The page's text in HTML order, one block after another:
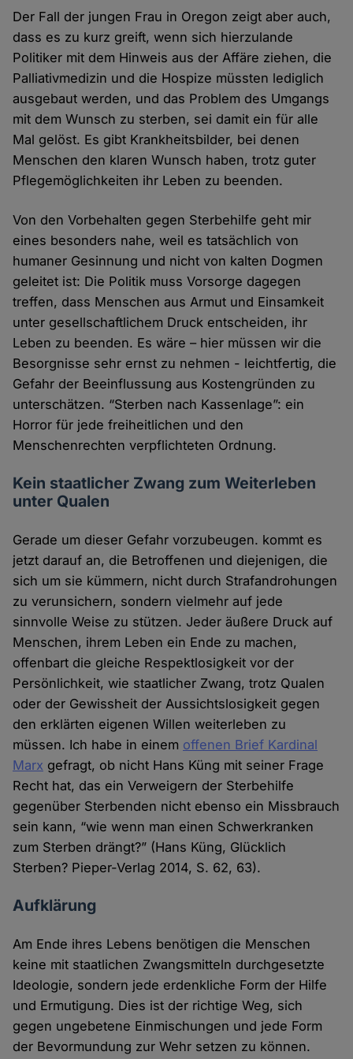
Der Fall der jungen Frau in Oregon zeigt aber auch,
dass es zu kurz greift, wenn sich hierzulande
Politiker mit dem Hinweis aus der Affäre ziehen, die
Palliativmedizin und die Hospize müssten lediglich
ausgebaut werden, und das Problem des Umgangs
mit dem Wunsch zu sterben, sei damit ein für alle
Mal gelöst. Es gibt Krankheitsbilder, bei denen
Menschen den klaren Wunsch haben, trotz guter
Pflegemöglichkeiten ihr Leben zu beenden.
Von den Vorbehalten gegen Sterbehilfe geht mir
eines besonders nahe, weil es tatsächlich von
humaner Gesinnung und nicht von kalten Dogmen
geleitet ist: Die Politik muss Vorsorge dagegen
treffen, dass Menschen aus Armut und Einsamkeit
unter gesellschaftlichem Druck entscheiden, ihr
Leben zu beenden. Es wäre – hier müssen wir die
Besorgnisse sehr ernst zu nehmen - leichtfertig, die
Gefahr der Beeinflussung aus Kostengründen zu
unterschätzen. “Sterben nach Kassenlage”: ein
Horror für jede freiheitlichen und den
Menschenrechten verpflichteten Ordnung.
Kein staatlicher Zwang zum Weiterleben
unter Qualen
Gerade um dieser Gefahr vorzubeugen. kommt es
jetzt darauf an, die Betroffenen und diejenigen, die
sich um sie kümmern, nicht durch Strafandrohungen
zu verunsichern, sondern vielmehr auf jede
sinnvolle Weise zu stützen. Jeder äußere Druck auf
Menschen, ihrem Leben ein Ende zu machen,
offenbart die gleiche Respektlosigkeit vor der
Persönlichkeit, wie staatlicher Zwang, trotz Qualen
oder der Gewissheit der Aussichtslosigkeit gegen
den erklärten eigenen Willen weiterleben zu
müssen. Ich habe in einem offenen Brief Kardinal
Marx gefragt, ob nicht Hans Küng mit seiner Frage
Recht hat, das ein Verweigern der Sterbehilfe
gegenüber Sterbenden nicht ebenso ein Missbrauch
sein kann, “wie wenn man einen Schwerkranken
zum Sterben drängt?” (Hans Küng, Glücklich
Sterben? Pieper-Verlag 2014, S. 62, 63).
Aufklärung
Am Ende ihres Lebens benötigen die Menschen
keine mit staatlichen Zwangsmitteln durchgesetzte
Ideologie, sondern jede erdenkliche Form der Hilfe
und Ermutigung. Dies ist der richtige Weg, sich
gegen ungebetene Einmischungen und jede Form
der Bevormundung zur Wehr setzen zu können.